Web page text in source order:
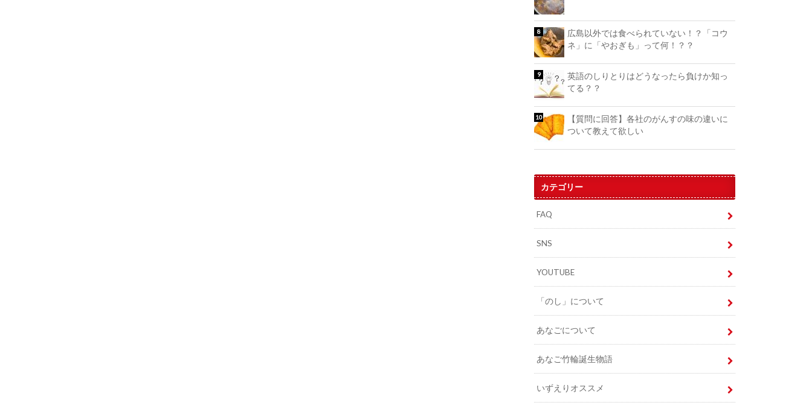
広島以外では食べられていない！？「コウ
ネ」に「やおぎも」って何！？？
英語のしりとりはどうなったら負けか知っ
てる？？
【質問に回答】各社のがんすの味の違いに
ついて教えて欲しい
カテゴリー
FAQ
SNS
YOUTUBE
「のし」について
あなごについて
あなご竹輪誕生物語
いずえりオススメ